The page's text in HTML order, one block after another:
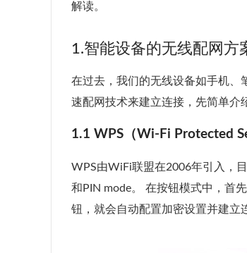
解读。
1.智能设备的无线配网方
在过去，我们的无线设备如手机、
速配网技术来建立连接，先简单介
1.1 WPS（Wi-Fi Protected
WPS由WiFi联盟在2006年引入，
和PIN mode。 在按钮模式中，首
钮，就会自动配置加密设置并建立